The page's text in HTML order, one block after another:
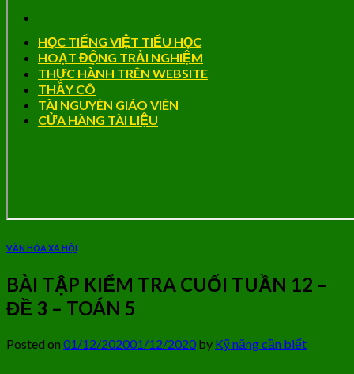
HỌC TIẾNG VIỆT TIỂU HỌC
HOẠT ĐỘNG TRẢI NGHIỆM
THỰC HÀNH TRÊN WEBSITE
THẦY CÔ
TÀI NGUYÊN GIÁO VIÊN
CỬA HÀNG TÀI LIỆU
VĂN HÓA XÃ HỘI
BÀI TẬP KIỂM TRA CUỐI TUẦN 12 –
ĐỀ 3 – TOÁN 5
Posted on 01/12/202001/12/2020by Kỹ năng cần biết